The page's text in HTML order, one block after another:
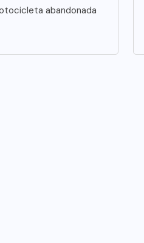
abandonada